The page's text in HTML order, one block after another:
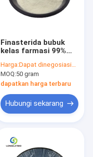
Finasterida bubuk
kelas farmasi 99%
7 Efektif untuk
pengobatan rambut
rontok
Harga:Dapat dinegosiasikan
MOQ:50 gram
dapatkan harga terbaru
Hubungi sekarang